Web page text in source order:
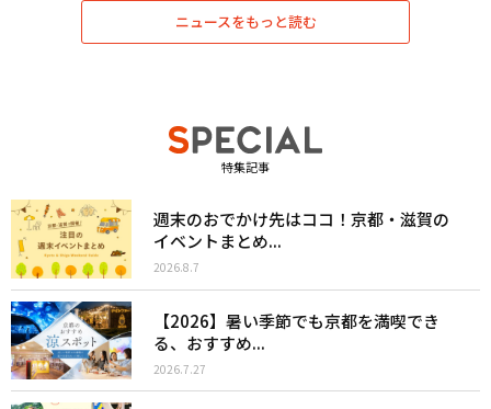
ニュースをもっと読む
特集記事
週末のおでかけ先はココ！京都・滋賀の
イベントまとめ...
2026.8.7
【2026】暑い季節でも京都を満喫でき
る、おすすめ...
2026.7.27